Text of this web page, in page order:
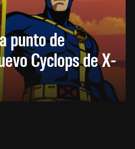
punto de
Cyclops de X-